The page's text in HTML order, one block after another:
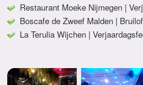
Restaurant Moeke Nijmegen |
Boscafe de Zweef Malden |
La Terulia Wijchen |